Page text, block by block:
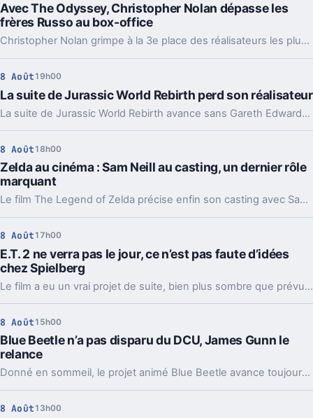
Avec The Odyssey, Christopher Nolan dépasse les
frères Russo au box-office
Christopher Nolan grimpe à la 3e place des réalisateurs les plus rentables. Une percée portée par The Odyssey, mais peut-être provisoire.
8 Août 19h00
La suite de Jurassic World Rebirth perd son réalisateur
La suite de Jurassic World Rebirth avance sans Gareth Edwards. Un départ qui rappelle un vieux problème de la saga, même si le casting devrait rester.
8 Août 18h00
Zelda au cinéma : Sam Neill au casting, un dernier rôle
marquant
Le film The Legend of Zelda précise enfin son casting avec Sam Neill, Dichen Lachman et Yvonne Strahovski. Et ça change un peu la lecture du projet.
8 Août 17h00
E.T. 2 ne verra pas le jour, ce n’est pas faute d’idées
chez Spielberg
Le film a eu un vrai projet de suite, bien plus sombre que prévu. Mais Steven Spielberg comme les acteurs d’origine refusent toujours d’y toucher.
8 Août 15h00
Blue Beetle n’a pas disparu du DCU, James Gunn le
relance
Donné en sommeil, le projet animé Blue Beetle avance toujours. Une précision de James Gunn qui change aussi la lecture de son retour au cinéma.
8 Août 13h00